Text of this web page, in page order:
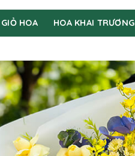
GIỎ HOA HOA KHAI TRƯƠNG